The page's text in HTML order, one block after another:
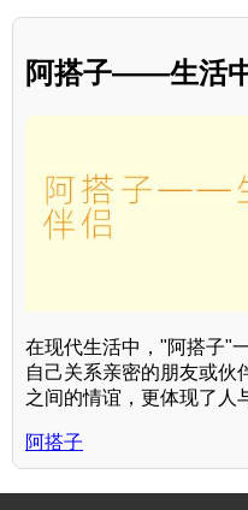
阿搭子——生活
在现代生活中，"阿搭子"
自己关系亲密的朋友或伙
之间的情谊，更体现了人
阿搭子